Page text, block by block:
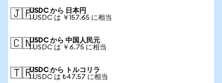
🇯🇵USDC から 日本円
1 USDC は ￥157.65 に相当
🇨🇳USDC から 中国人民元
1 USDC は ￥6.75 に相当
🇹🇷USDC から トルコリラ
1 USDC は ₺47.57 に相当